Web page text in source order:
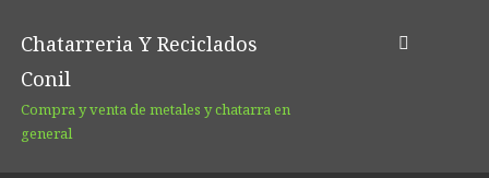
Chatarreria Y Reciclados
Conil
Compra y venta de metales y chatarra en
general